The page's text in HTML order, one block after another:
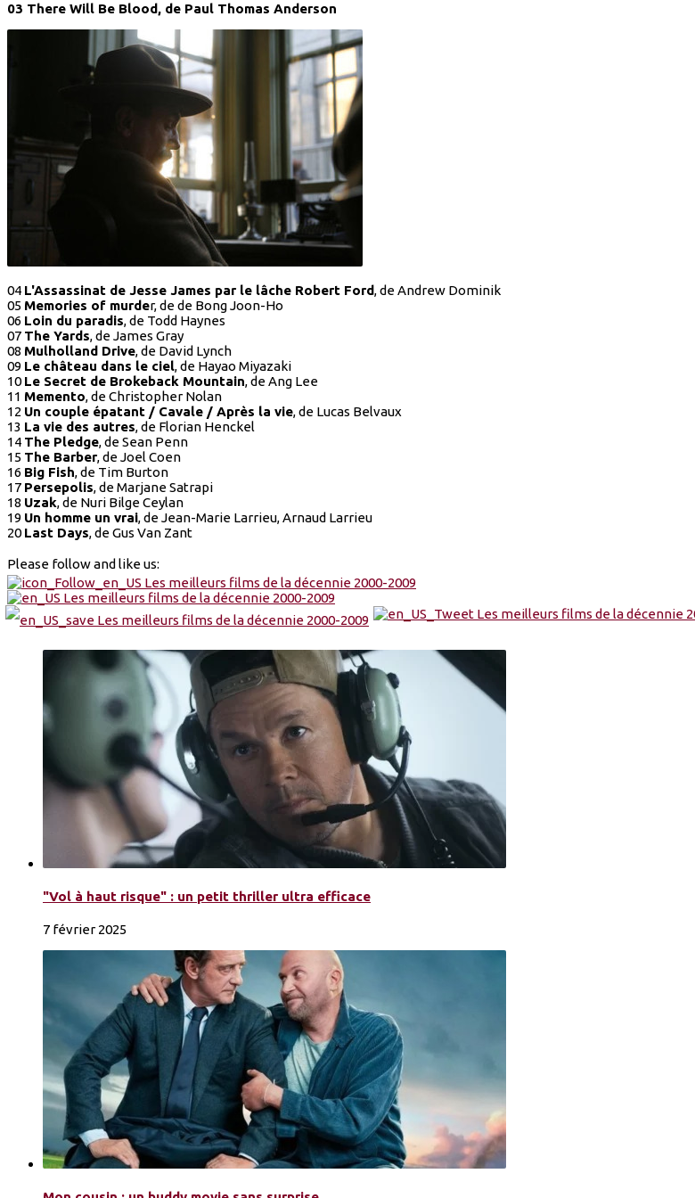
03 There Will Be Blood, de Paul Thomas Anderson
04 L'Assassinat de Jesse James par le lâche Robert Ford, de Andrew Dominik
05 Memories of murder, de de Bong Joon-Ho
06 Loin du paradis, de Todd Haynes
07 The Yards, de James Gray
08 Mulholland Drive, de David Lynch
09 Le château dans le ciel, de Hayao Miyazaki
10Le Secret de Brokeback Mountain, de Ang Lee
11 Memento, de Christopher Nolan
12 Un couple épatant / Cavale / Après la vie, de Lucas Belvaux
13 La vie des autres, de Florian Henckel
14 The Pledge, de Sean Penn
15 The Barber, de Joel Coen
16 Big Fish, de Tim Burton
17 Persepolis, de Marjane Satrapi
18 Uzak, de Nuri Bilge Ceylan
19 Un homme un vrai, de Jean-Marie Larrieu, Arnaud Larrieu
20Last Days, de Gus Van Zant
Please follow and like us:
"Vol à haut risque" : un petit thriller ultra efficace
7 février 2025